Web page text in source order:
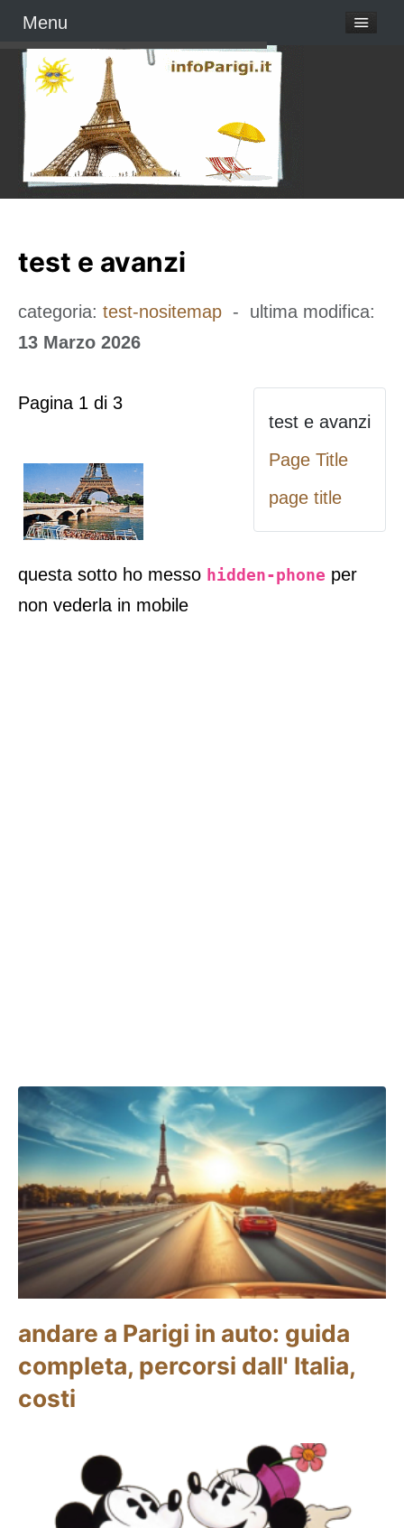
test e avanzi
categoria: test-nositemap - ultima modifica:
13 Marzo 2026
test e avanzi
Page Title
page title
Pagina 1 di 3
questa sotto ho messo hidden-phone per
non vederla in mobile
andare a Parigi in auto: guida
completa, percorsi dall' Italia,
costi
Menu